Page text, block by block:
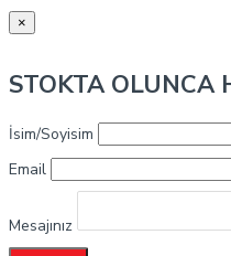
×
STOKTA OLUNCA
İsim/Soyisim
Email
Mesajınız